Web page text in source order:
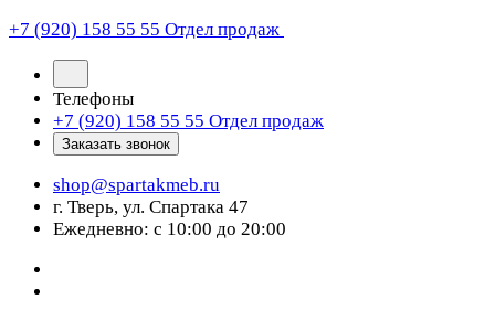
+7 (920) 158 55 55 Отдел продаж
Телефоны
+7 (920) 158 55 55 Отдел продаж
Заказать звонок
shop@spartakmeb.ru
г. Тверь, ул. Спартака 47
Ежедневно: с 10:00 до 20:00